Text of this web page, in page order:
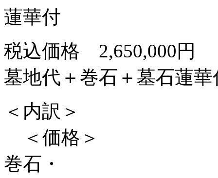
税込価格 2,650,000円
墓地代＋巻石＋墓石蓮
＜内訳＞
＜価格＞
巻石・